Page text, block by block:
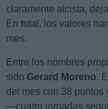
claramente alcista,
En total, los valores
mes.
Entre los nombres
sido Gerard Moreno.
del mes con 38 puntos
—cuatro jornadas